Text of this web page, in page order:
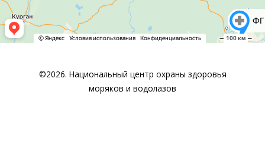
©2026. Национальный центр охраны здоровья
моряков и водолазов